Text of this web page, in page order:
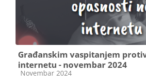
Građanskim vaspitanjem
internetu - novembar 2024
Категорија курса
Novembar 2024